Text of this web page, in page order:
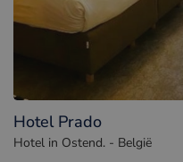
Hotel Prado
Hotel in Ostend. - België